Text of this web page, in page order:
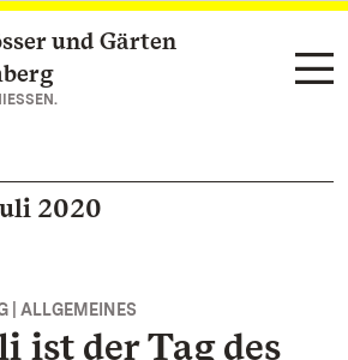
springenund Gärten
2020
| ALLGEMEINES
ist der Tag des